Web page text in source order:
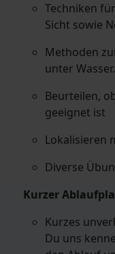
Techniken
Sicht sowie
Methoden
unter Wasser.
Beurteilen,
geeignet ist
Lokalisieren
Diverse
Kurzer
Kurzes
Du uns